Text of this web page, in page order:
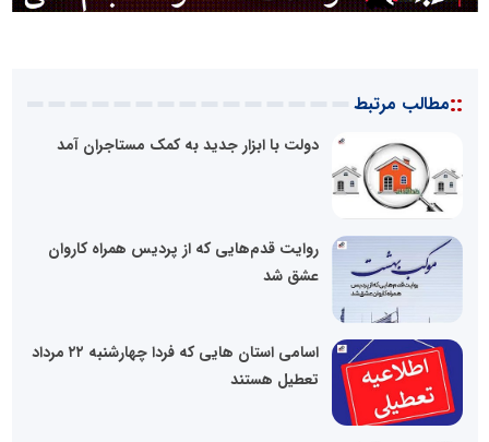
::مطالب مرتبط
دولت با ابزار جدید به کمک مستاجران آمد
روایت قدم‌هایی که از پردیس همراه کاروان
عشق شد
اسامی استان هایی که فردا چهارشنبه ۲۲ مرداد
تعطیل هستند